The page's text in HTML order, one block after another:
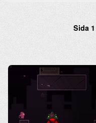
Sida